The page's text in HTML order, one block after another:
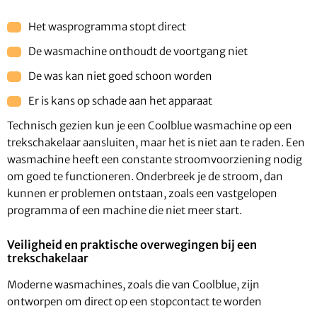
Het wasprogramma stopt direct
De wasmachine onthoudt de voortgang niet
De was kan niet goed schoon worden
Er is kans op schade aan het apparaat
Technisch gezien kun je een Coolblue wasmachine op een
trekschakelaar aansluiten, maar het is niet aan te raden. Een
wasmachine heeft een constante stroomvoorziening nodig
om goed te functioneren. Onderbreek je de stroom, dan
kunnen er problemen ontstaan, zoals een vastgelopen
programma of een machine die niet meer start.
Veiligheid en praktische overwegingen bij een
trekschakelaar
Moderne wasmachines, zoals die van Coolblue, zijn
ontworpen om direct op een stopcontact te worden